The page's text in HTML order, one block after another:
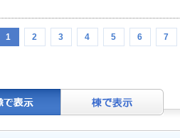
1 2 3 4 5 6 7